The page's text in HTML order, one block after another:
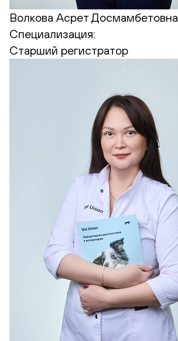
Волкова Асрет Досмамбетовна
Специализация:
Старший регистратор